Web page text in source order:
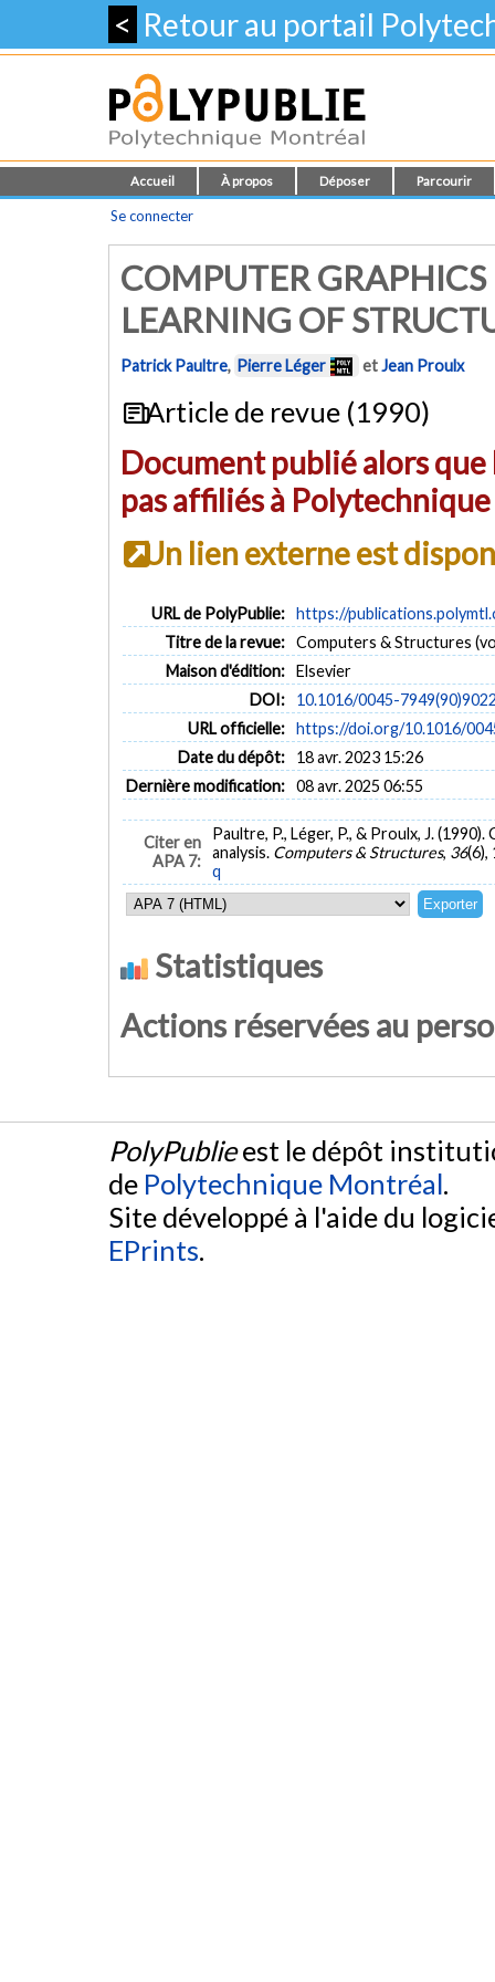
< Retour au portail
Accueil À propos Déposer Parcourir
Se connecter
COMPUTER
LEARNING OF
Patrick Paultre, Pierre Léger etJean Proulx
Article de revue (1990)
Document publié alors
pas affiliés à
Un lien externe est
URL de PolyPublie: https://
Titre de la revue: Computers & Structures
Maison d'édition: Elsevier
DOI:
10.1016/0045-
URL officielle: https://doi.org/10.1016/
Date du dépôt:
18 avr. 2023 15:26
Dernière modification: 08 avr. 2025 06:55
Citer en
APA 7:
Paultre, P., Léger, P., & Proulx, J.
analysis. Computers & Structures, 36(6),
q
Statistiques
Actions réservées au
PolyPublieest le dépôt
de Polytechnique Montréal.
Site développé à l'aide du
EPrints.